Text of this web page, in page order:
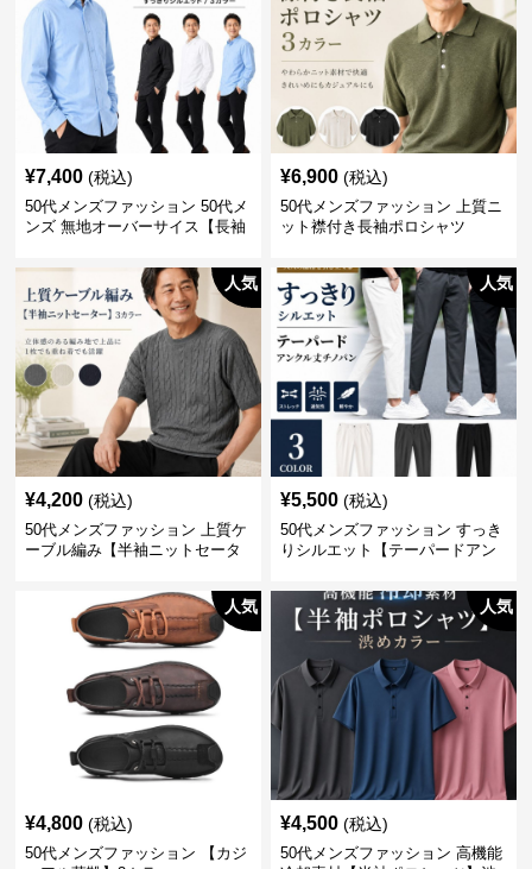
¥7,400 (税込)
50代メンズファッション 50代メ
ンズ 無地オーバーサイス【長袖
¥6,900 (税込)
50代メンズファッション 上質ニ
ット襟付き長袖ポロシャツ
人気
¥4,200 (税込)
50代メンズファッション 上質ケ
ーブル編み【半袖ニットセータ
人気
¥5,500 (税込)
50代メンズファッション すっき
りシルエット【テーパードアン
人気
¥4,800 (税込)
50代メンズファッション 【カジ
人気
¥4,500 (税込)
50代メンズファッション 高機能